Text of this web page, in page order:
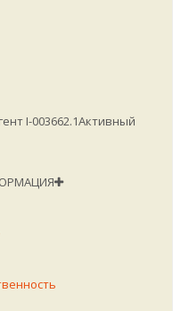
I-003662.1Активный